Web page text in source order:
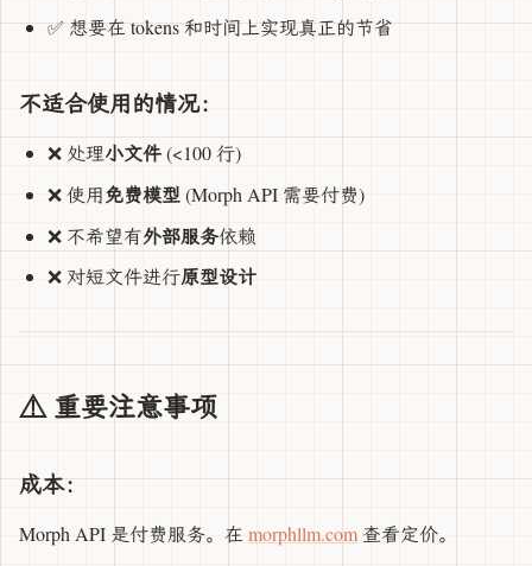
✅ 想要在 tokens 和时间上实现真正的节省
不适合使用的情况：
❌ 处理小文件(<100 行)
❌ 使用免费模型(Morph API 需要付费)
❌ 不希望有外部服务依赖
❌ 对短文件进行原型设计
⚠️ 重要注意事项
成本：
Morph API 是付费服务。在 morphllm.com 查看定价。